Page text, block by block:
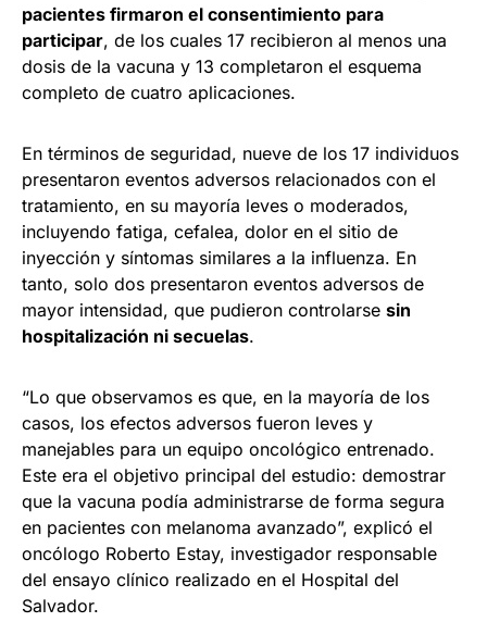
pacientes firmaron el consentimiento para
participar, de los cuales 17 recibieron al menos una
dosis de la vacuna y 13 completaron el esquema
completo de cuatro aplicaciones.
En términos de seguridad, nueve de los 17 individuos
presentaron eventos adversos relacionados con el
tratamiento, en su mayoría leves o moderados,
incluyendo fatiga, cefalea, dolor en el sitio de
inyección y síntomas similares a la influenza. En
tanto, solo dos presentaron eventos adversos de
mayor intensidad, que pudieron controlarse sin
hospitalización ni secuelas.
“Lo que observamos es que, en la mayoría de los
casos, los efectos adversos fueron leves y
manejables para un equipo oncológico entrenado.
Este era el objetivo principal del estudio: demostrar
que la vacuna podía administrarse de forma segura
en pacientes con melanoma avanzado”, explicó el
oncólogo Roberto Estay, investigador responsable
del ensayo clínico realizado en el Hospital del
Salvador.